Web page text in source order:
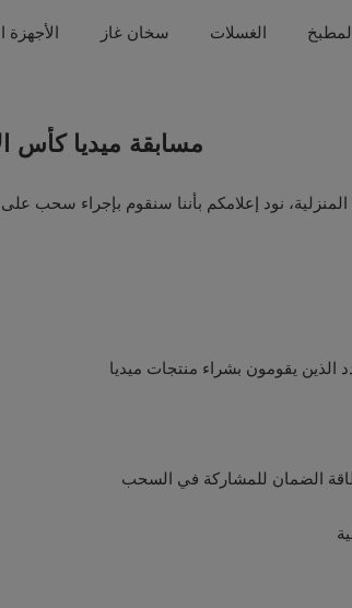
الغسلات سخان غاز الأجهزة
مسابقة ميديا كأس
نود إعلامكم بأننا سنقوم بإجراء سحب على
الذين يقومون بشراء منتجات ميديا
الضمان للمشاركة في السحب